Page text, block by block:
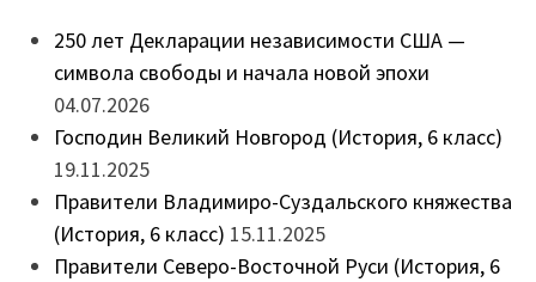
250 лет Декларации независимости США —
символа свободы и начала новой эпохи
04.07.2026
Господин Великий Новгород (История, 6 класс)
19.11.2025
Правители Владимиро-Суздальского княжества
(История, 6 класс) 15.11.2025
Правители Северо-Восточной Руси (История, 6